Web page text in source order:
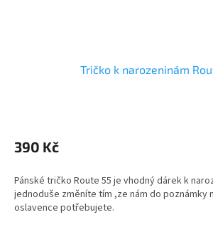
Tričko k narozeninám
produktu
je
z
5
hvězdiček.
390 Kč
Pánské tričko Route 55 je vhodný dárek k
jednoduše změníte tím ,ze nám do poznámky
oslavence potřebujete.